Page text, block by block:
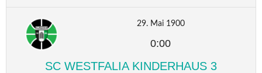
29. Mai 1900
0:00
SC WESTFALIA KINDERHAUS 3